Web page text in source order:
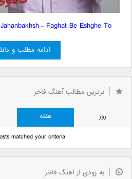
– Faghat Be Eshghe To
ادامه مطلب و
برترین مطالب آهنگ فاخر
روز هفته
matched your criteria.
به زودی از آهنگ فاخر